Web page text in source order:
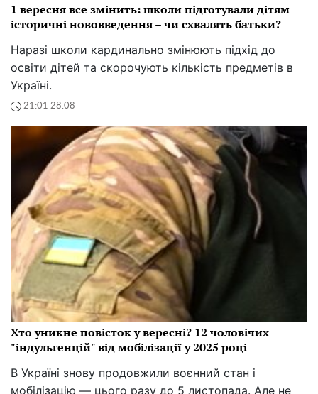
1 вересня все змінить: школи підготували дітям
історичні нововведення – чи схвалять батьки?
Наразі школи кардинально змінюють підхід до
освіти дітей та скорочують кількість предметів в
Україні.
21:01 28.08
Хто уникне повісток у вересні? 12 чоловічих
"індульгенцій" від мобілізації у 2025 році
В Україні знову продовжили воєнний стан і
мобілізацію — цього разу до 5 листопада. Але не